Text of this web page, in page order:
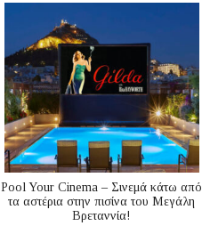
Pool Your Cinema – Σινεμά κάτω από
τα αστέρια στην πισίνα του Μεγάλη
Βρεταννία!